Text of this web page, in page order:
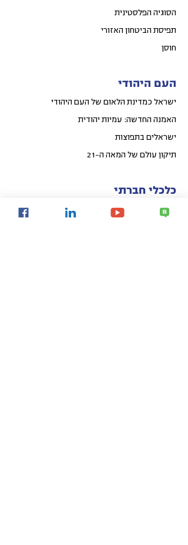
הסוגיה הפלסטינית
תפיסת הביטחון האזורי
חוסן
העם היהודי
ישראל כמדינת הלאום של העם היהודי
האמנה החדשה: עמיות יהודית
ישראלים בתפוצות
תיקון עולם של המאה ה-21
כלכלי חברתי
קפיצת מדרגה לאומית באיכות החיים